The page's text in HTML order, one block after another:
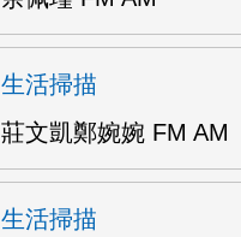
生活掃描
莊文凱鄭婉婉 FM AM
生活掃描